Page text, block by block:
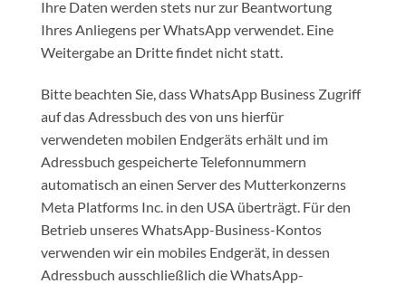
Ihre Daten werden stets nur zur Beantwortung
Ihres Anliegens per WhatsApp verwendet. Eine
Weitergabe an Dritte findet nicht statt.
Bitte beachten Sie, dass WhatsApp Business Zugriff
auf das Adressbuch des von uns hierfür
verwendeten mobilen Endgeräts erhält und im
Adressbuch gespeicherte Telefonnummern
automatisch an einen Server des Mutterkonzerns
Meta Platforms Inc. in den USA überträgt. Für den
Betrieb unseres WhatsApp-Business-Kontos
verwenden wir ein mobiles Endgerät, in dessen
Adressbuch ausschließlich die WhatsApp-